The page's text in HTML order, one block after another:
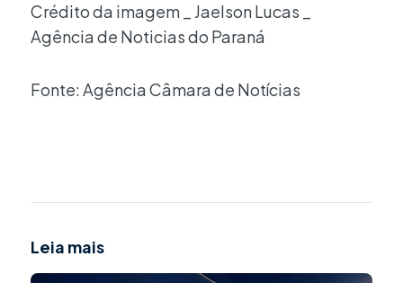
Crédito da imagem _ Jaelson Lucas _
Agência de Noticias do Paraná
Fonte: Agência Câmara de Notícias
Leia mais